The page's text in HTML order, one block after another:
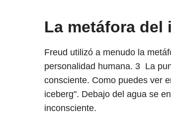
La metáfora del
Freud utilizó a menudo la
personalidad humana. 3La
consciente. Como puedes ver
iceberg". Debajo del agua se
inconsciente.